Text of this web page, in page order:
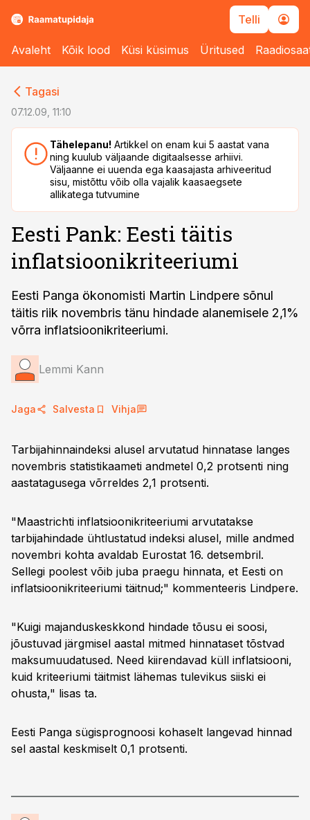
Telli
Avaleht Kõik lood Küsi küsimus Üritused
Tagasi
07.12.09, 11:10
Tähelepanu! Artikkel on enam kui 5 aastat vana
ning kuulub väljaande digitaalsesse arhiivi.
Väljaanne ei uuenda ega kaasajasta arhiveeritud
sisu, mistõttu võib olla vajalik kaasaegsete
allikatega tutvumine
Eesti Pank: Eesti täitis
inflatsioonikriteeriumi
Eesti Panga ökonomisti Martin Lindpere sõnul
täitis riik novembris tänu hindade alanemisele 2,1%
võrra inflatsioonikriteeriumi.
Lemmi Kann
Jaga Salvesta Vihja
Tarbijahinnaindeksi alusel arvutatud hinnatase langes
novembris statistikaameti andmetel 0,2 protsenti ning
aastatagusega võrreldes 2,1 protsenti.
"Maastrichti inflatsioonikriteeriumi arvutatakse
tarbijahindade ühtlustatud indeksi alusel, mille andmed
novembri kohta avaldab Eurostat 16. detsembril.
Sellegi poolest võib juba praegu hinnata, et Eesti on
inflatsioonikriteeriumi täitnud;" kommenteeris Lindpere.
"Kuigi majanduskeskkond hindade tõusu ei soosi,
jõustuvad järgmisel aastal mitmed hinnataset tõstvad
maksumuudatused. Need kiirendavad küll inflatsiooni,
kuid kriteeriumi täitmist lähemas tulevikus siiski ei
ohusta," lisas ta.
Eesti Panga sügisprognoosi kohaselt langevad hinnad
sel aastal keskmiselt 0,1 protsenti.